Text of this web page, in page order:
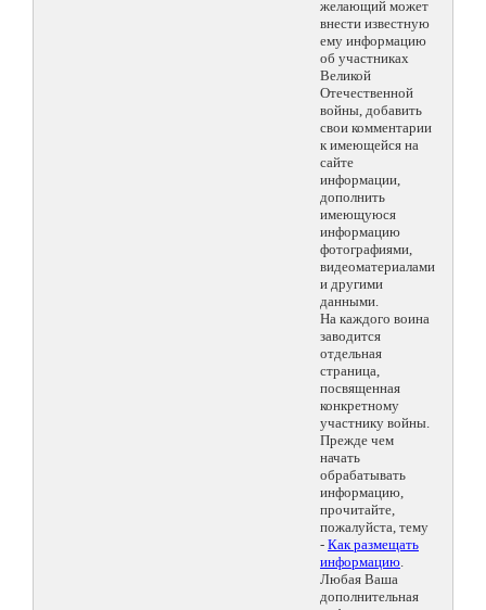
желающий может
внести известную
ему информацию
об участниках
Великой
Отечественной
войны, добавить
свои комментарии
к имеющейся на
сайте
информации,
дополнить
имеющуюся
информацию
фотографиями,
видеоматериалами
и другими
данными.
На каждого воина
заводится
отдельная
страница,
посвященная
конкретному
участнику войны.
Прежде чем
начать
обрабатывать
информацию,
прочитайте,
пожалуйста, тему
- Как размещать
информацию.
Любая Ваша
дополнительная